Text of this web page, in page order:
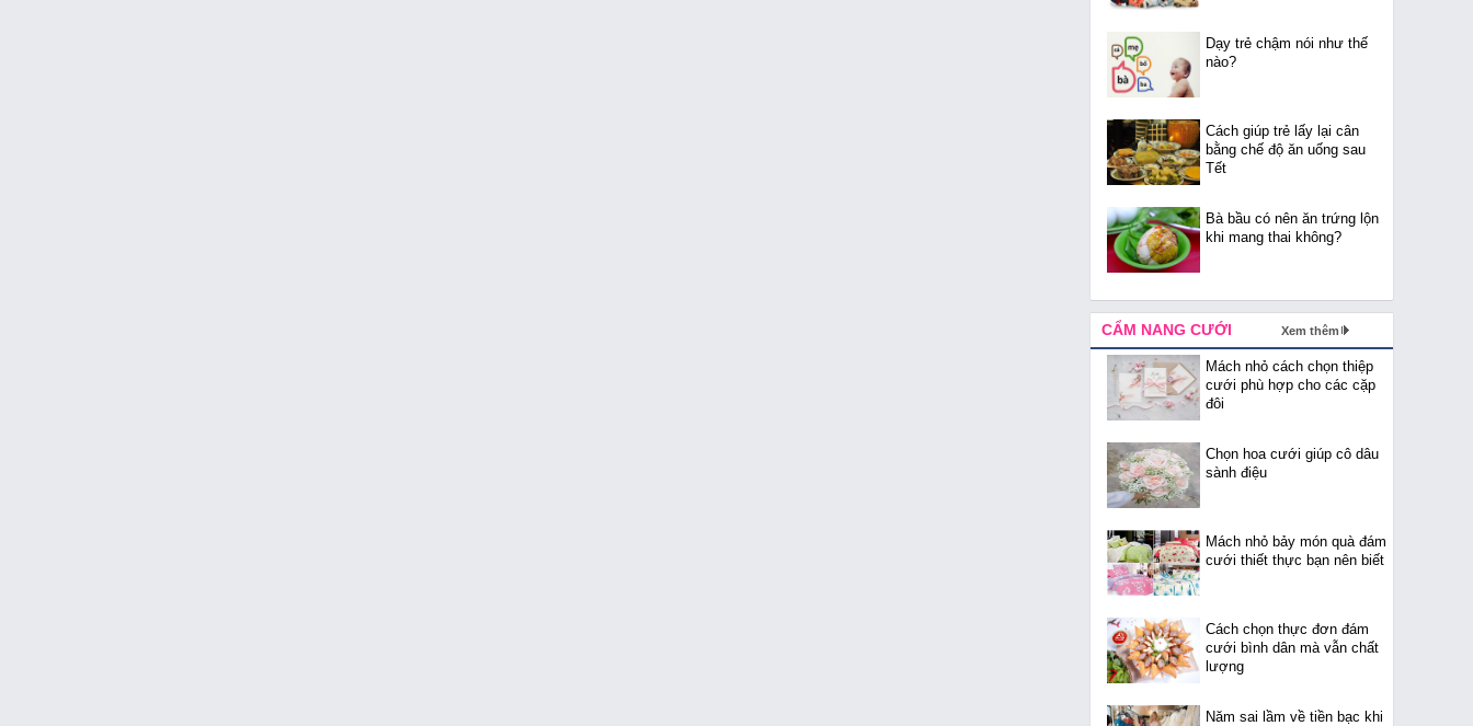
Dạy trẻ chậm nói như thế
nào?
Cách giúp trẻ lấy lại cân
bằng chế độ ăn uống sau
Tết
Bà bầu có nên ăn trứng lộn
khi mang thai không?
CẨM NANG CƯỚI Xem thêm
Mách nhỏ cách chọn thiệp
cưới phù hợp cho các cặp
đôi
Chọn hoa cưới giúp cô dâu
sành điệu
Mách nhỏ bảy món quà đám
cưới thiết thực bạn nên biết
Cách chọn thực đơn đám
cưới bình dân mà vẫn chất
lượng
Năm sai lầm về tiền bạc khi